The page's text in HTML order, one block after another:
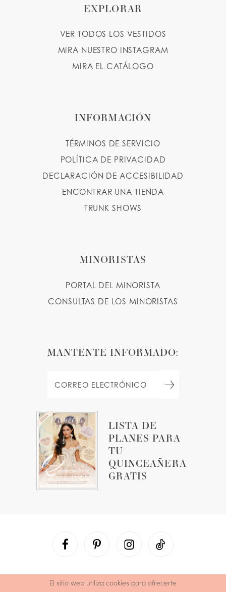
LISTA DE
PLANES PARA
TU
QUINCEAÑERA
GRATIS
EXPLORAR
VER TODOS LOS VESTIDOS
MIRA NUESTRO INSTAGRAM
MIRA EL CATÁLOGO
INFORMACIÓN
TÉRMINOS DE SERVICIO
POLÍTICA DE PRIVACIDAD
DECLARACIÓN DE ACCESIBILIDAD
ENCONTRAR UNA TIENDA
TRUNK SHOWS
MINORISTAS
PORTAL DEL MINORISTA
CONSULTAS DE LOS MINORISTAS
MANTENTE INFORMADO:
El sitio web utiliza cookies para ofrecerte